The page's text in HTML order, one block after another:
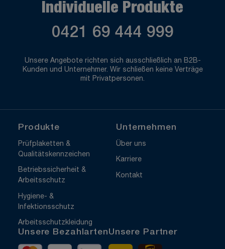
Individuelle Produkte
0421 69 444 999
Unsere Angebote richten sich ausschließlich an B2B-
Kunden und Unternehmer. Wir schließen keine Verträge
mit Privatpersonen.
Produkte
Prüfplaketten &
Qualitätskennzeichen
Betriebssicherheit &
Arbeitsschutz
Hygiene- &
Infektionsschutz
Arbeitsschutzkleidung
Unternehmen
Über uns
Karriere
Kontakt
Unsere BezahlartenUnsere Partner